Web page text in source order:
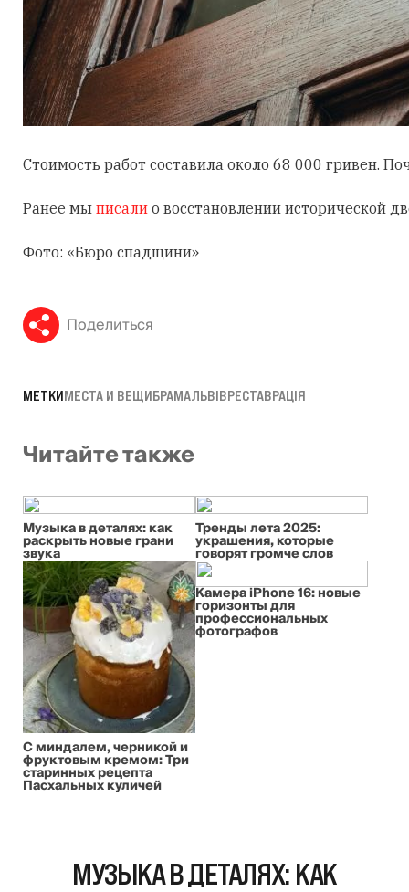
Стоимость работ составила около 68 000 гривен.
Ранее мы писали о восстановлении исторической
Фото: «Бюро спадщини»
Поделиться
МЕТКИМЕСТА И ВЕЩИБРАМАЛЬВІВРЕСТАВРАЦІЯ
Читайте также
Музыка в деталях: как
раскрыть новые грани
звука
Тренды лета 2025:
украшения, которые
говорят громче слов
С миндалем, черникой и
фруктовым кремом: Три
старинных рецепта
Пасхальных куличей
Камера iPhone 16: новые
горизонты для
профессиональных
фотографов
МУЗЫКА В ДЕТАЛЯХ: КАК